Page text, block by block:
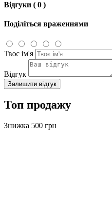
Відгуки ( 0 )
Поділіться враженнями
Твоє ім'я
Відгук
Залишити відгук
Топ продажу
Знижка 500 грн